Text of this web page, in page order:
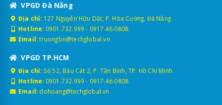
VPGD Đà Nẵng
Địa chỉ: 127 Nguyễn Hữu Dật, P. Hòa Cường, Đà Nẵng
Hotline: 0901.732.999 - 0917.46.0808
Email: truongbn@techglobal.vn
VPGD TP.HCM
Địa chỉ: Số 52, Bàu Cát 2, P. Tân Bình, TP. Hồ Chí Minh
Hotline: 0901.732.999 - 0917.46.0808
Email: dohoang@techglobal.vn